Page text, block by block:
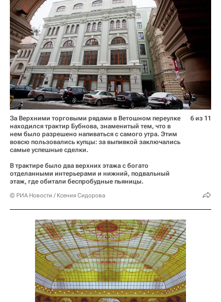
За Верхними торговыми рядами в Ветошном переулке
находился трактир Бубнова, знаменитый тем, что в
нем было разрешено напиваться с самого утра. Этим
вовсю пользовались купцы: за выпивкой заключались
самые успешные сделки.
В трактире было два верхних этажа с богато
отделанными интерьерами и нижний, подвальный
этаж, где обитали беспробудные пьяницы.
© РИА Новости / Ксения Сидорова
6 из 11